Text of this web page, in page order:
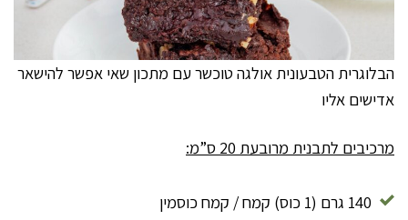
הבלוגרית הטבעונית אולגה טוכשר עם מתכון שאי אפשר להישאר
אדישים אליו
מרכיבים לתבנית מרובעת 20 ס”מ:
140 גרם (1 כוס) קמח / קמח כוסמין